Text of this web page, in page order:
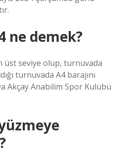
ne demek?
üst seviye olup, turnuvada
turnuvada A4 barajını
Akçay Anabilim Spor Kulübü